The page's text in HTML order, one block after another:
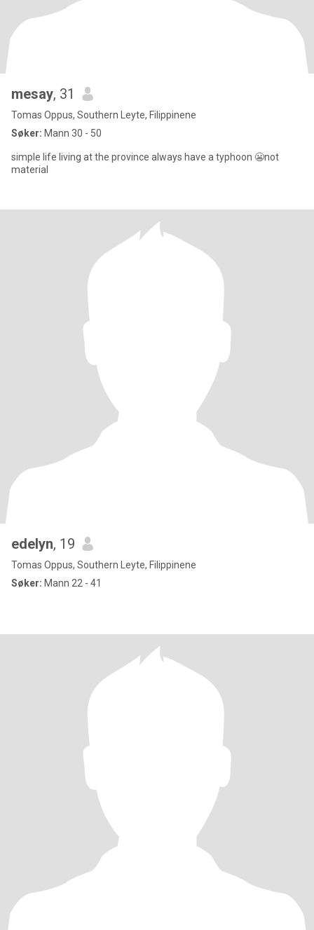
mesay, 31
Tomas Oppus, Southern Leyte, Filippinene
Søker: Mann 30 - 50
simple life living at the province always have a typhoon 😬not
material
edelyn, 19
Tomas Oppus, Southern Leyte, Filippinene
Søker: Mann 22 - 41